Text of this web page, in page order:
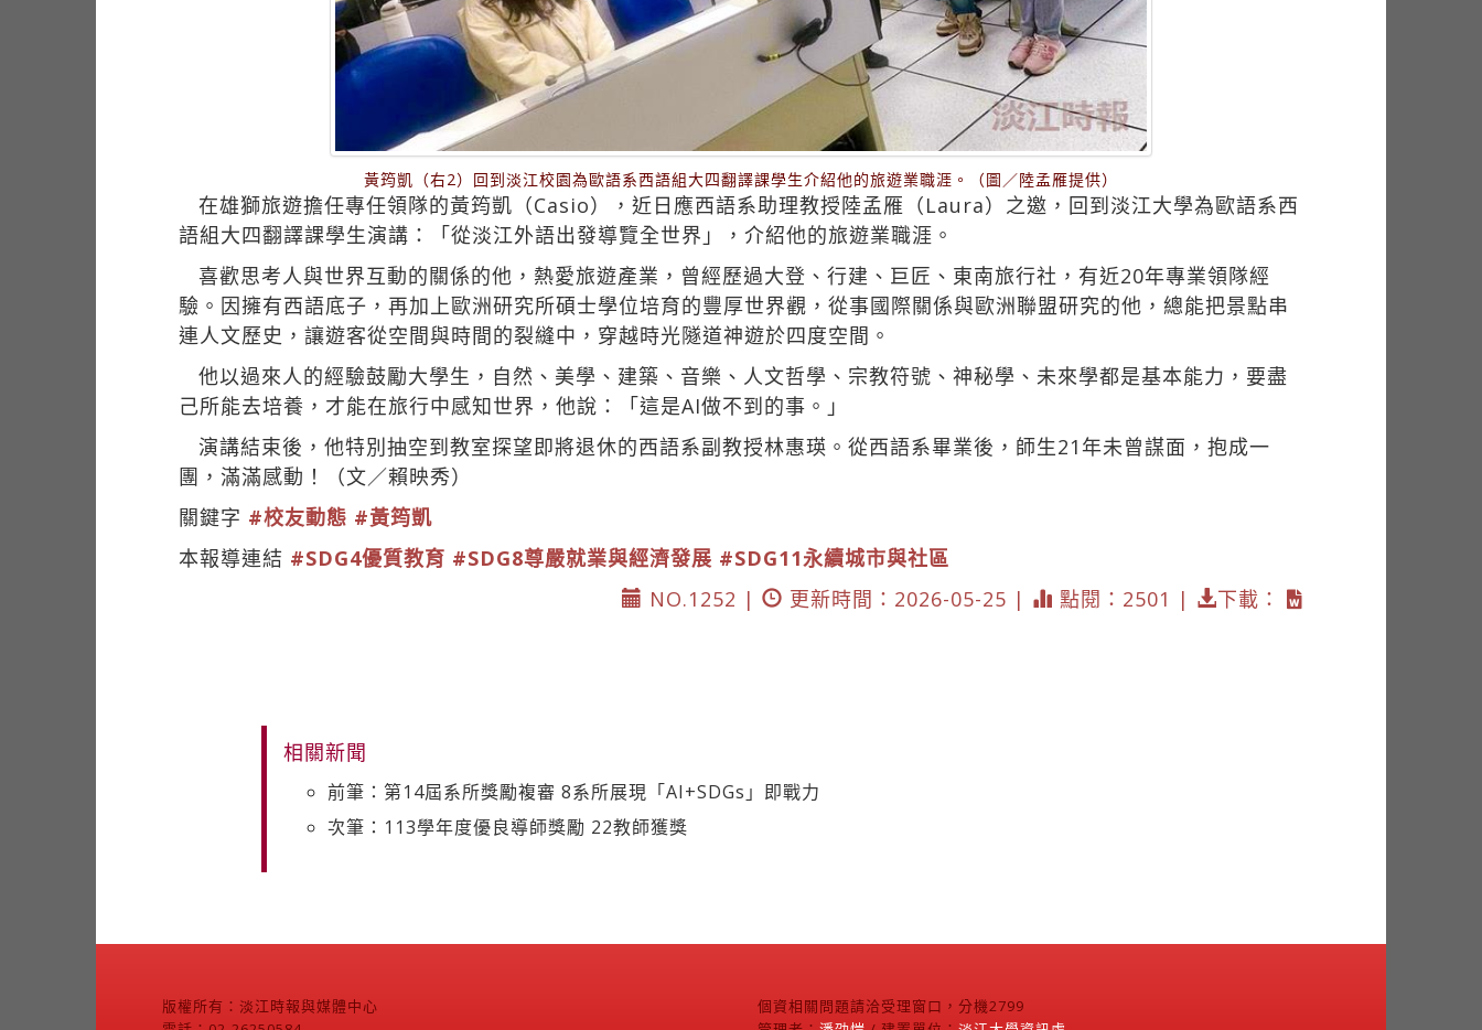
黃筠凱（右2）回到淡江校園為歐語系西語組大四翻譯課學生介紹他的旅遊業職涯。（圖／陸孟雁提供）
在雄獅旅遊擔任專任領隊的黃筠凱（Casio），近日應西語系助理教授陸孟雁（Laura）之邀，回到淡江大學為歐語系西
語組大四翻譯課學生演講：「從淡江外語出發導覽全世界」，介紹他的旅遊業職涯。
喜歡思考人與世界互動的關係的他，熱愛旅遊產業，曾經歷過大登、行建、巨匠、東南旅行社，有近20年專業領隊經
驗。因擁有西語底子，再加上歐洲研究所碩士學位培育的豐厚世界觀，從事國際關係與歐洲聯盟研究的他，總能把景點串
連人文歷史，讓遊客從空間與時間的裂縫中，穿越時光隧道神遊於四度空間。
他以過來人的經驗鼓勵大學生，自然、美學、建築、音樂、人文哲學、宗教符號、神秘學、未來學都是基本能力，要盡
己所能去培養，才能在旅行中感知世界，他說：「這是AI做不到的事。」
演講結束後，他特別抽空到教室探望即將退休的西語系副教授林惠瑛。從西語系畢業後，師生21年未曾謀面，抱成一
團，滿滿感動！（文／賴映秀）
關鍵字 #校友動態 #黃筠凱
本報導連結 #SDG4優質教育 #SDG8尊嚴就業與經濟發展 #SDG11永續城市與社區
NO.1252 |
更新時間：2026-05-25 | 點閱：2501 | 下載：
相關新聞
前筆：第14屆系所獎勵複審 8系所展現「AI+SDGs」即戰力
次筆：113學年度優良導師獎勵 22教師獲獎
版權所有：淡江時報與媒體中心
個資相關問題請洽受理窗口，分機2799